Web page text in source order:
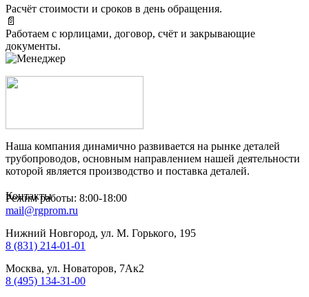
Расчёт стоимости и сроков в день обращения.
📄
Работаем с юрлицами, договор, счёт и закрывающие
документы.
Наша компания динамично развивается на рынке деталей
трубопроводов, основным направлением нашей деятельности
которой является производство и поставка деталей.
Контакты
Режим работы: 8:00-18:00
mail@rgprom.ru
Нижний Новгород, ул. М. Горького, 195
8 (831) 214-01-01
Москва, ул. Новаторов, 7Ак2
8 (495) 134-31-00